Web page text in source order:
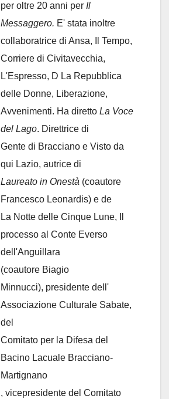
per oltre 20 anni per Il
Messaggero. E' stata inoltre
collaboratrice di Ansa, Il Tempo,
Corriere di Civitavecchia,
L'Espresso, D La Repubblica
delle Donne, Liberazione,
Avvenimenti. Ha diretto La Voce
del Lago. Direttrice di
Gente di Bracciano e Visto da
qui Lazio, autrice di
Laureato in Onestà (coautore
Francesco Leonardis) e de
La Notte delle Cinque Lune, Il
processo al Conte Everso
dell'Anguillara
(coautore Biagio
Minnucci), presidente dell'
Associazione Culturale Sabate,
del
Comitato per la Difesa del
Bacino Lacuale Bracciano-
Martignano
, vicepresidente del Comitato